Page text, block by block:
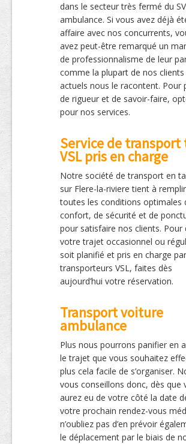
dans le secteur très fermé du
ambulance. Si vous avez déjà
affaire avec nos concurrents,
avez peut-être remarqué un
de professionnalisme de leur
comme la plupart de nos clients
actuels nous le racontent. Pour
de rigueur et de savoir-faire,
pour nos services.
Service de transport
VSL pris en charge
Notre société de transport en
sur Flere-la-riviere tient à remplir
toutes les conditions optimales
confort, de sécurité et de
pour satisfaire nos clients. Pour
votre trajet occasionnel ou
soit planifié et pris en charge
transporteurs VSL, faites dès
aujourd’hui votre réservation.
Transport voiture
ambulance
Plus nous pourrons panifier en
le trajet que vous souhaitez
plus cela facile de s’organiser.
vous conseillons donc, dès que
aurez eu de votre côté la date
votre prochain rendez-vous
n’oubliez pas d’en prévoir
le déplacement par le biais de